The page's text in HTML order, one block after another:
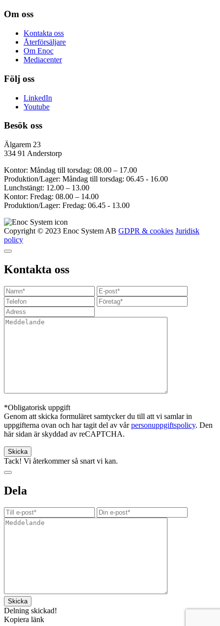
Om oss
Kontakta oss
Återförsäljare
Om Enoc
Mediacenter
Följ oss
LinkedIn
Youtube
Besök oss
Älgarem 23
334 91 Anderstorp
Kontor: Måndag till torsdag: 08.00 – 17.00
Produktion/Lager: Måndag till torsdag: 06.45 - 16.00
Lunchstängt: 12.00 – 13.00
Kontor: Fredag: 08.00 – 14.00
Produktion/Lager: Fredag: 06.45 - 13.00
Copyright © 2023 Enoc System AB GDPR & cookies Juridisk
policy
Kontakta oss
*Obligatorisk uppgift
Genom att skicka formuläret samtycker du till att vi samlar in
uppgifterna ovan och har tagit del av vårpersonuppgiftspolicy. Den
här sidan är skyddad av reCAPTCHA.
Tack! Vi återkommer så snart vi kan.
Dela
Delning skickad!
Kopiera länk